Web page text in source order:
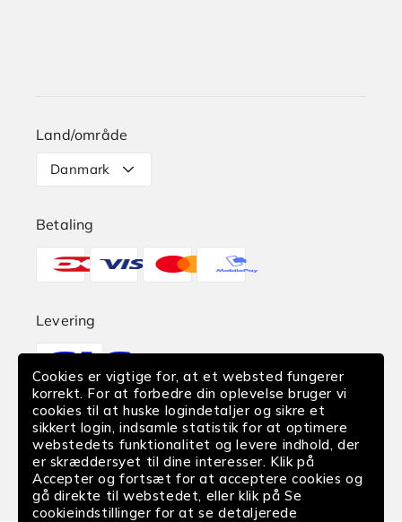
Reklamation
Find butik
EAN-Betaling
Fortrydelse af køb
Land/område
Danmark
Betaling
Levering
missing:
da.sections.footer.delivery
Følg os
FacebookInstagramYouTube
Cookies er vigtige for, at et websted fungerer
korrekt. For at forbedre din oplevelse bruger vi
cookies til at huske logindetaljer og sikre et
sikkert login, indsamle statistik for at optimere
webstedets funktionalitet og levere indhold, der
er skræddersyet til dine interesser. Klik på
Accepter og fortsæt for at acceptere cookies og
gå direkte til webstedet, eller klik på Se
cookieindstillinger for at se detaljerede